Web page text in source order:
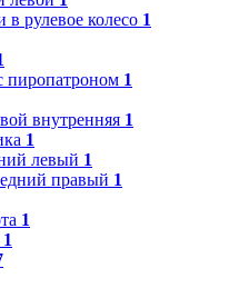
рулевое колесо 1
пиропатроном 1
внутренняя 1
1
левый 1
правый 1
1
1